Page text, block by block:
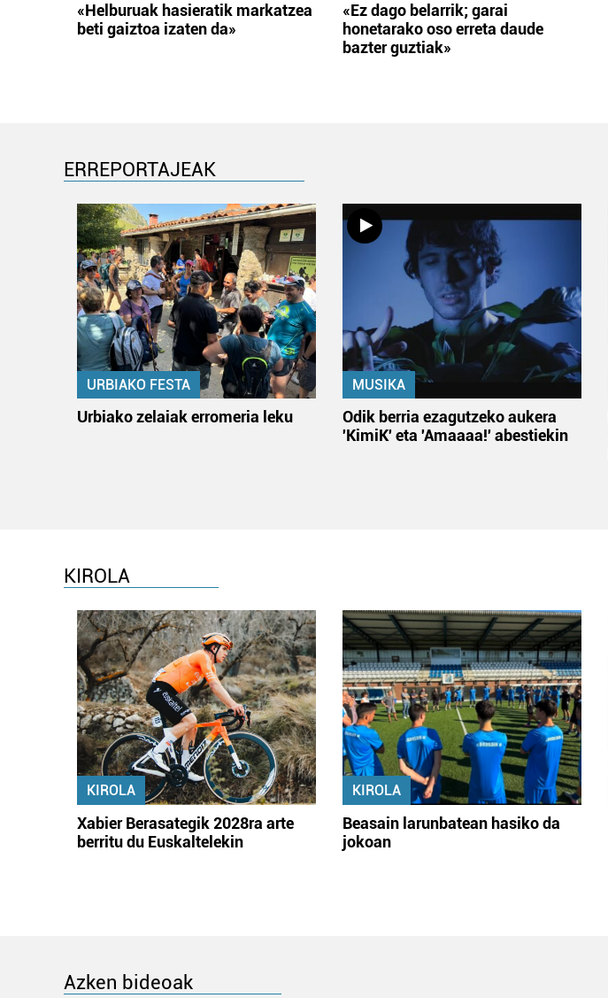
«Helburuak hasieratik markatzea
beti gaiztoa izaten da»
«Ez dago belarrik; garai
honetarako oso erreta daude
bazter guztiak»
ERREPORTAJEAK
URBIAKO FESTA
Urbiako zelaiak erromeria leku
MUSIKA
Odik berria ezagutzeko aukera
'KimiK' eta 'Amaaaa!' abestiekin
KIROLA
KIROLA
Xabier Berasategik 2028ra arte
berritu du Euskaltelekin
KIROLA
Beasain larunbatean hasiko da
jokoan
Azken bideoak